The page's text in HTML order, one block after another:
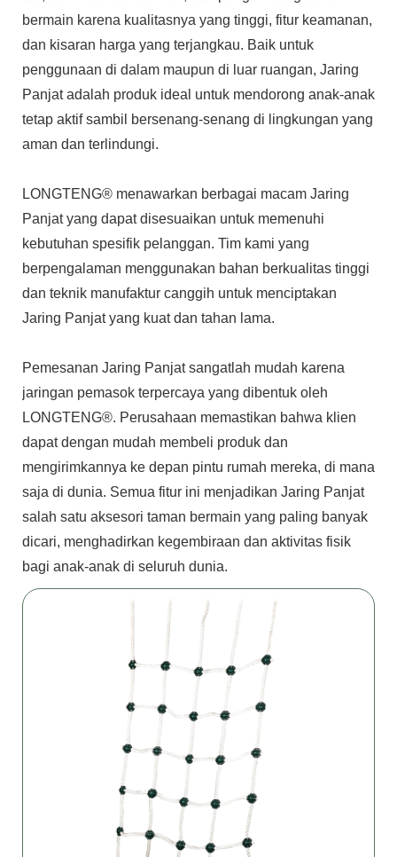
bermain karena kualitasnya yang tinggi, fitur keamanan,
dan kisaran harga yang terjangkau. Baik untuk
penggunaan di dalam maupun di luar ruangan, Jaring
Panjat adalah produk ideal untuk mendorong anak-anak
tetap aktif sambil bersenang-senang di lingkungan yang
aman dan terlindungi.
LONGTENG® menawarkan berbagai macam Jaring
Panjat yang dapat disesuaikan untuk memenuhi
kebutuhan spesifik pelanggan. Tim kami yang
berpengalaman menggunakan bahan berkualitas tinggi
dan teknik manufaktur canggih untuk menciptakan
Jaring Panjat yang kuat dan tahan lama.
Pemesanan Jaring Panjat sangatlah mudah karena
jaringan pemasok terpercaya yang dibentuk oleh
LONGTENG®. Perusahaan memastikan bahwa klien
dapat dengan mudah membeli produk dan
mengirimkannya ke depan pintu rumah mereka, di mana
saja di dunia. Semua fitur ini menjadikan Jaring Panjat
salah satu aksesori taman bermain yang paling banyak
dicari, menghadirkan kegembiraan dan aktivitas fisik
bagi anak-anak di seluruh dunia.